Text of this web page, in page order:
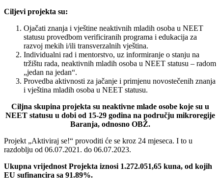
Ciljevi projekta su:
Ojačati znanja i vještine neaktivnih mladih osoba u NEET
statusu provedbom verificiranih programa i edukacija za
razvoj mekih i/ili transverzalnih vještina.
Individualni rad i mentorstvo, uz informiranje o stanju na
tržištu rada, neaktivnih mladih osoba u NEET statusu – radom
„jedan na jedan“.
Provedba aktivnosti za jačanje i primjenu novostečenih znanja
i vještina mladih osoba u NEET statusu.
Ciljna skupina projekta su neaktivne mlade osobe koje su u
NEET statusu u dobi od 15-29 godina na području mikroregije
Baranja, odnosno OBŽ.
Projekt „Aktiviraj se!“ provoditi će se kroz 24 mjeseca. I to u
razdoblju od 06.07.2021. do 06.07.2023.
Ukupna vrijednost Projekta iznosi 1.272.051,65 kuna, od kojih
EU sufinancira sa 91.89%.